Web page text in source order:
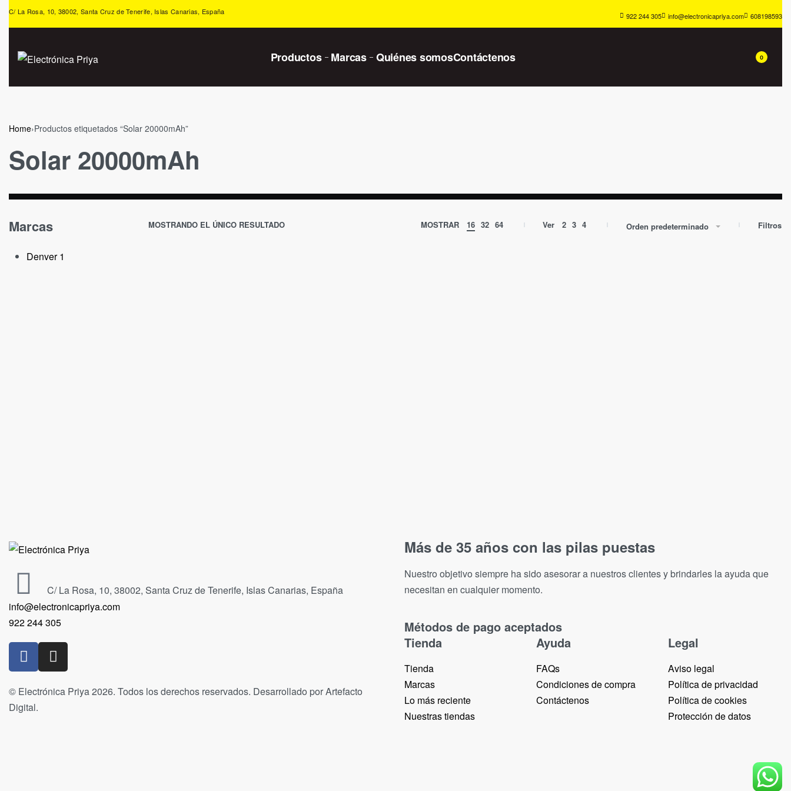
C/ La Rosa, 10, 38002, Santa Cruz de Tenerife, Islas Canarias, España 922 244 305 info@electronicapriya.com 608198593
Productos Marcas Quiénes somosContáctenos 0
Home›Productos etiquetados “Solar 20000mAh”
Solar 20000mAh
Marcas
Denver 1
MOSTRANDO EL ÚNICO RESULTADO MOSTRAR 16 32 64 Ver 2 3 4 Orden predeterminado Filtros
C/ La Rosa, 10, 38002, Santa Cruz de Tenerife, Islas Canarias, España
info@electronicapriya.com
922 244 305
© Electrónica Priya 2026. Todos los derechos reservados. Desarrollado por Artefacto
Digital.
Más de 35 años con las pilas puestas
Nuestro objetivo siempre ha sido asesorar a nuestros clientes y brindarles la ayuda que
necesitan en cualquier momento.
Métodos de pago aceptados
Tienda
Tienda
Marcas
Lo más reciente​
Nuestras tiendas​
Ayuda
FAQs
Condiciones de compra
Contáctenos
Legal
Aviso legal
Política de privacidad
Política de cookies
Protección de datos